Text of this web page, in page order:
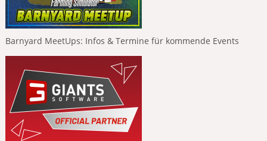
Barnyard MeetUps: Infos & Termine für kommende Events